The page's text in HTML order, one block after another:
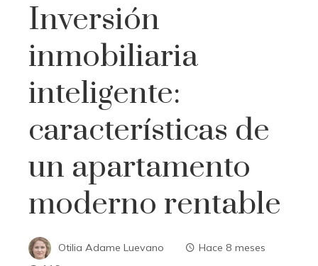
Inversión
inmobiliaria
inteligente:
características de
un apartamento
moderno rentable
Otilia Adame Luevano
Hace 8 meses